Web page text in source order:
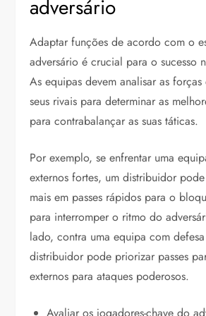
adversário
Adaptar funções de acordo com o
adversário é crucial para o sucesso
As equipas devem analisar as
seus rivais para determinar as
para contrabalançar as suas táticas.
Por exemplo, se enfrentar uma
externos fortes, um distribuidor
mais em passes rápidos para o
para interromper o ritmo do
lado, contra uma equipa com
distribuidor pode priorizar passes
externos para ataques poderosos.